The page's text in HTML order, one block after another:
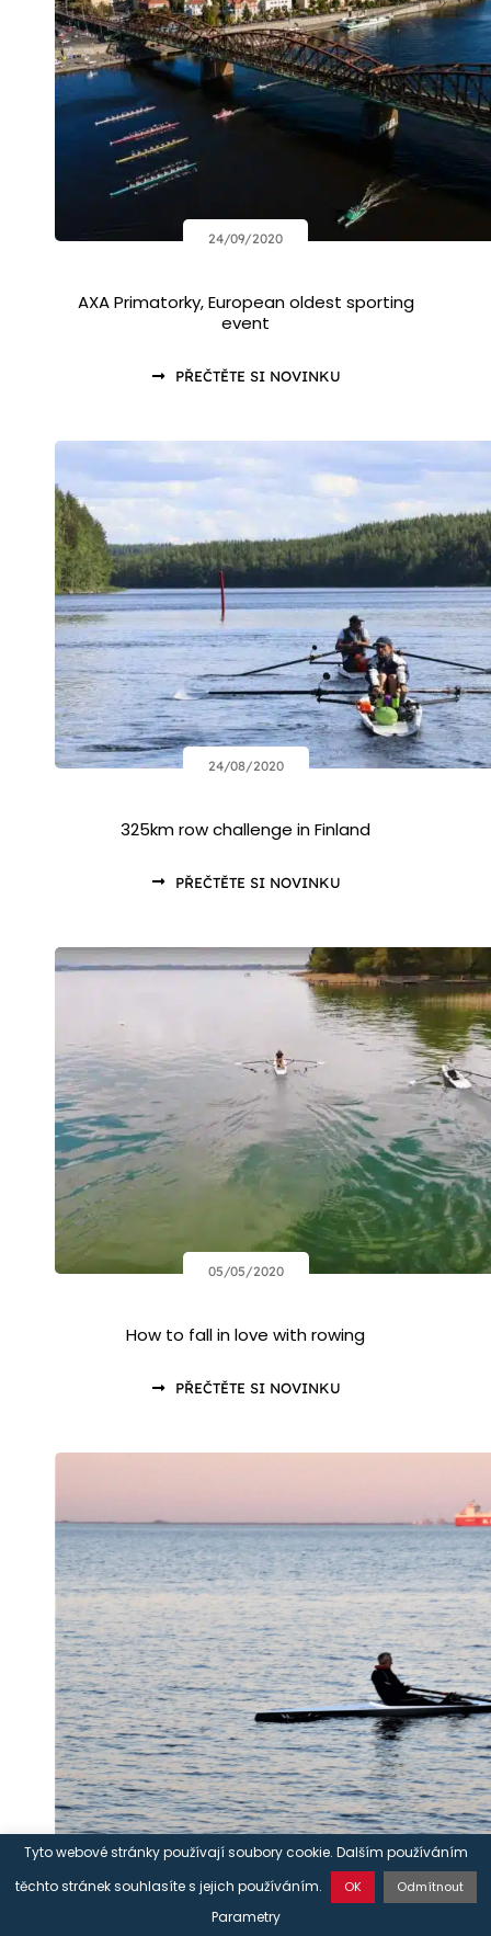
24/09/2020
AXA Primatorky, European oldest sporting
event
PŘEČTĚTE SI NOVINKU
24/08/2020
325km row challenge in Finland
PŘEČTĚTE SI NOVINKU
05/05/2020
How to fall in love with rowing
PŘEČTĚTE SI NOVINKU
KONTAKTUJTE NÁS
Tyto webové stránky používají soubory cookie. Dalším používáním
těchto stránek souhlasíte s jejich používáním.
OK Odmítnout
Parametry